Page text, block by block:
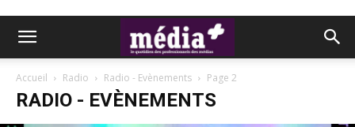
Accueil Radio Radio - Evènements Page 2
RADIO - EVÈNEMENTS